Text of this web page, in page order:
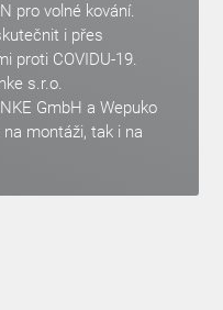
pro volné kování.
i přes
proti COVIDU-19.
s.r.o.
GmbH a Wepuko
na montáži, tak i na